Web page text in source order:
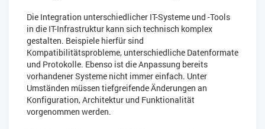
Die Integration unterschiedlicher IT-Systeme und -Tools
in die IT-Infrastruktur kann sich technisch komplex
gestalten. Beispiele hierfür sind
Kompatibilitätsprobleme, unterschiedliche Datenformate
und Protokolle. Ebenso ist die Anpassung bereits
vorhandener Systeme nicht immer einfach. Unter
Umständen müssen tiefgreifende Änderungen an
Konfiguration, Architektur und Funktionalität
vorgenommen werden.